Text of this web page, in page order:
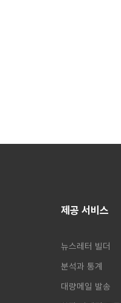
제공 서비스
뉴스레터 빌더
분석과 통계
대량메일 발송